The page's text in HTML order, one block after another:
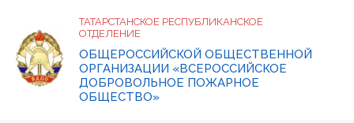
ТАТАРСТАНСКОЕ РЕСПУБЛИКАНСКОЕ
ОТДЕЛЕНИЕ
ОБЩЕРОССИЙСКОЙ ОБЩЕСТВЕННОЙ
ОРГАНИЗАЦИИ «ВСЕРОССИЙСКОЕ
ДОБРОВОЛЬНОЕ ПОЖАРНОЕ
ОБЩЕСТВО»